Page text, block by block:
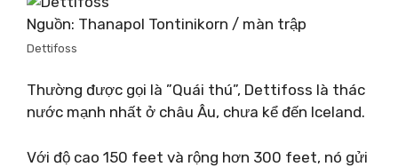
Nguồn: Thanapol Tontinikorn / màn trập
Dettifoss
Thường được gọi là ”Quái thú”, Dettifoss là thác
nước mạnh nhất ở châu Âu, chưa kể đến Iceland.
Với độ cao 150 feet và rộng hơn 300 feet, nó gửi